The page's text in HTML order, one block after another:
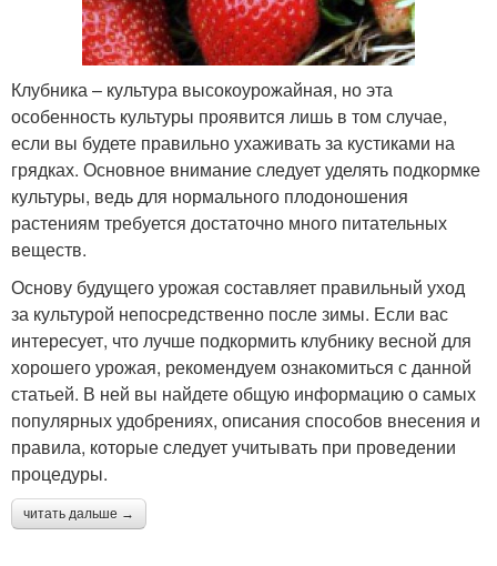
Клубника – культура высокоурожайная, но эта
особенность культуры проявится лишь в том случае,
если вы будете правильно ухаживать за кустиками на
грядках. Основное внимание следует уделять подкормке
культуры, ведь для нормального плодоношения
растениям требуется достаточно много питательных
веществ.
Основу будущего урожая составляет правильный уход
за культурой непосредственно после зимы. Если вас
интересует, что лучше подкормить клубнику весной для
хорошего урожая, рекомендуем ознакомиться с данной
статьей. В ней вы найдете общую информацию о самых
популярных удобрениях, описания способов внесения и
правила, которые следует учитывать при проведении
процедуры.
читать дальше →